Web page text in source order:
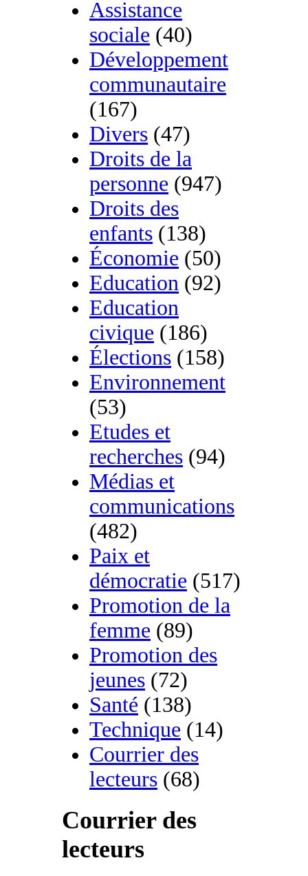
Assistance
sociale (40)
Développement
communautaire
(167)
Divers (47)
Droits de la
personne (947)
Droits des
enfants (138)
Économie (50)
Education (92)
Education
civique (186)
Élections (158)
Environnement
(53)
Etudes et
recherches (94)
Médias et
communications
(482)
Paix et
démocratie (517)
Promotion de la
femme (89)
Promotion des
jeunes (72)
Santé (138)
Technique (14)
Courrier des
lecteurs (68)
Courrier des
lecteurs